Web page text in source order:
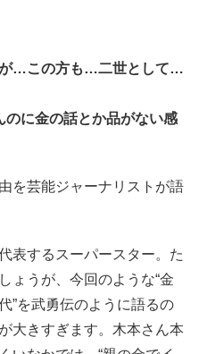
が…この方も…二世として…
のに金の話とか品がない感
を芸能ジャーナリストが語
表するスーパースター。た
ょうが、今回のような“金
”を武勇伝のように語るの
大きすぎます。木本さん本